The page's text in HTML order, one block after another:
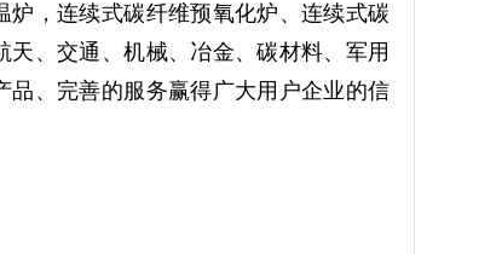
，连续式碳纤维预氧化炉、连续式碳
、交通、机械、冶金、碳材料、军用
、完善的服务赢得广大用户企业的信